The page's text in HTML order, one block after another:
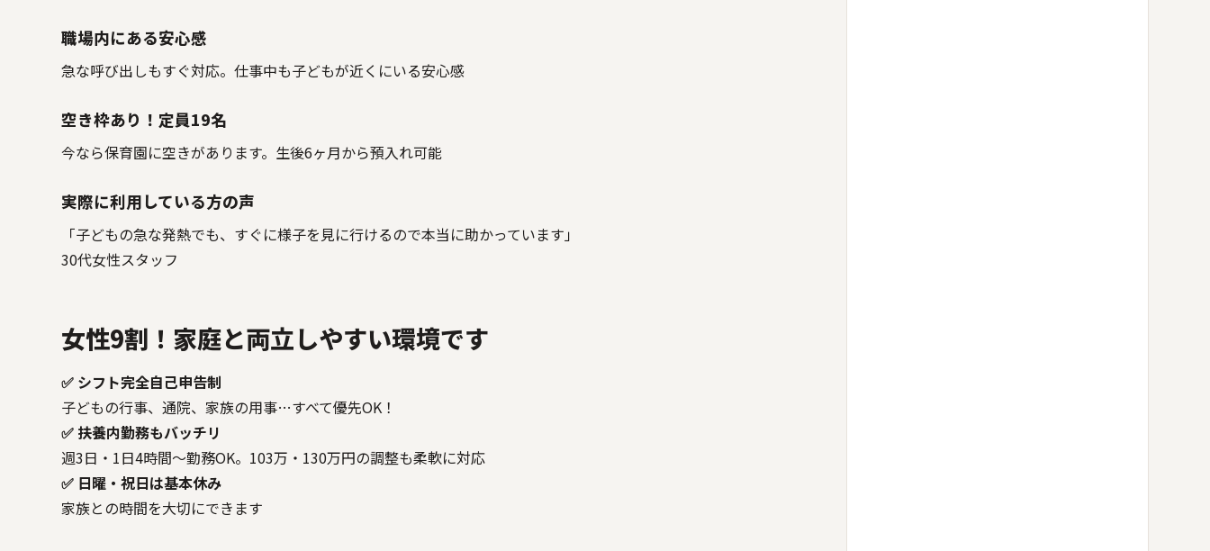
職場内にある安心感
急な呼び出しもすぐ対応。仕事中も子どもが近くにいる安心感
空き枠あり！定員19名
今なら保育園に空きがあります。生後6ヶ月から預入れ可能
実際に利用している方の声
「子どもの急な発熱でも、すぐに様子を見に行けるので本当に助かっています」
30代女性スタッフ
女性9割！家庭と両立しやすい環境です
✅ シフト完全自己申告制
子どもの行事、通院、家族の用事…すべて優先OK！
✅ 扶養内勤務もバッチリ
週3日・1日4時間～勤務OK。103万・130万円の調整も柔軟に対応
✅ 日曜・祝日は基本休み
家族との時間を大切にできます